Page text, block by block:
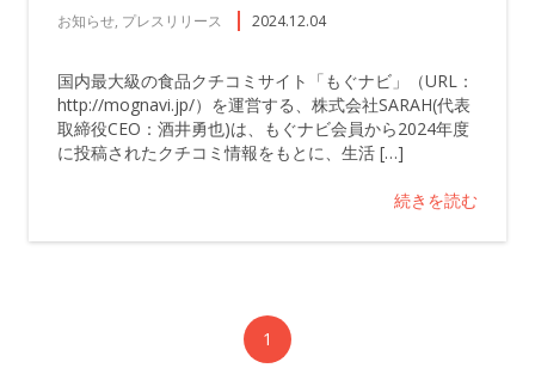
お知らせ, プレスリリース 2024.12.04
国内最大級の食品クチコミサイト「もぐナビ」（URL：
http://mognavi.jp/）を運営する、株式会社SARAH(代表
取締役CEO：酒井勇也)は、もぐナビ会員から2024年度
に投稿されたクチコミ情報をもとに、生活 […]
続きを読む
1